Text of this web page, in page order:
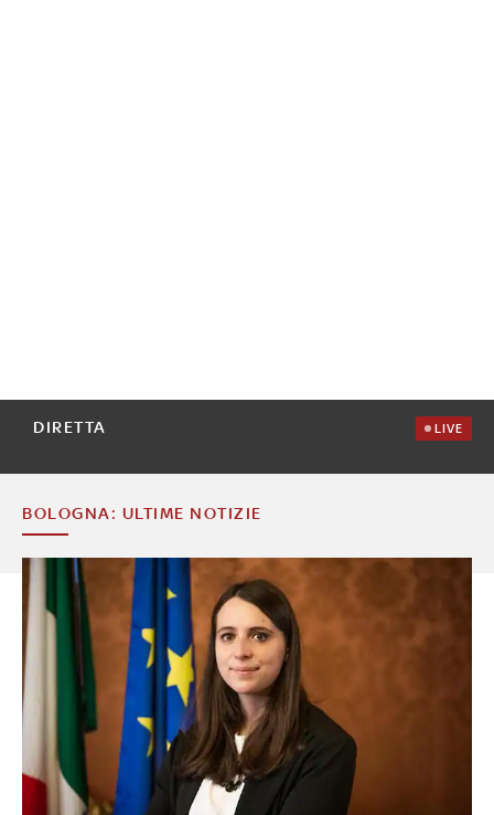
DIRETTA LIVE
BOLOGNA: ULTIME NOTIZIE